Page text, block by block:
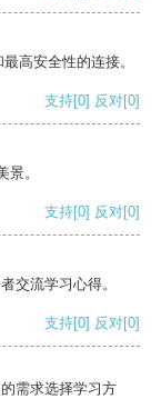
高安全性的连接。
支持[0] 反对[0]
。
支持[0] 反对[0]
交流学习心得。
支持[0] 反对[0]
需求选择学习方